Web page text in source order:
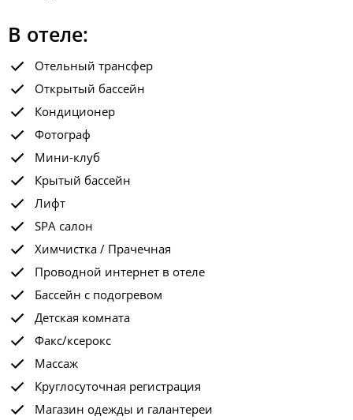
В отеле:
Отельный трансфер
Открытый бассейн
Кондиционер
Фотограф
Мини-клуб
Крытый бассейн
Лифт
SPA салон
Химчистка / Прачечная
Проводной интернет в отеле
Бассейн с подогревом
Детская комната
Факс/ксерокс
Массаж
Круглосуточная регистрация
Магазин одежды и галантереи